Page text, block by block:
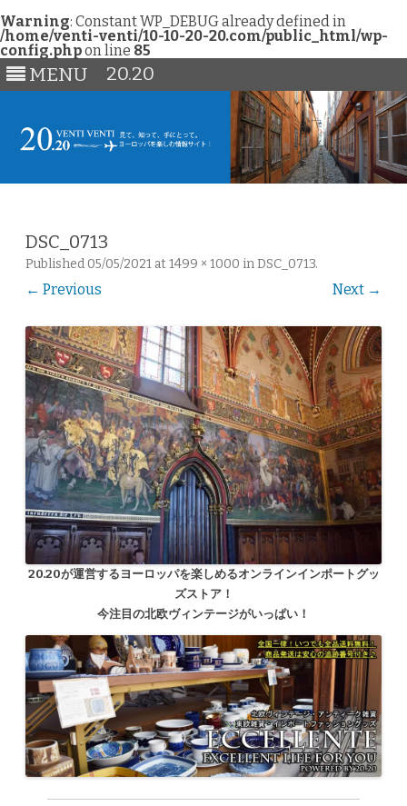
Warning: Constant WP_DEBUG already defined in
/home/venti-venti/10-10-20-20.com/public_html/wp-
config.phpon line 85
MENU 20.20
DSC_0713
Published 05/05/2021 at 1499 × 1000 inDSC_0713.
← Previous Next →
20.20が運営するヨーロッパを楽しめるオンラインインポートグッ
ズストア！
今注目の北欧ヴィンテージがいっぱい！